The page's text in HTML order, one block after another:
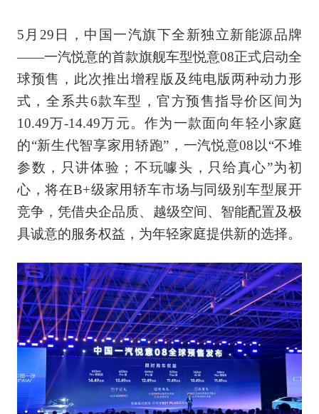
5月29日，中国一汽旗下全新独立新能源品牌
——一汽悦意的首款旗舰车型悦意08正式启动全
球预售，此次推出增程版及纯电版两种动力形
式，全系共6款车型，官方预售指导价区间为
10.49万-14.49万元。作为一款面向年轻小家庭
的“新生代智享家用轿跑”，一汽悦意08以“不堆
参数，只讲体验；不玩噱头，只给真心”为初
心，将在B+级家用轿车市场与同级别车型展开
竞争，凭借央企品质、越级空间、智能配置及极
具诚意的服务权益，为年轻家庭提供新的选择。